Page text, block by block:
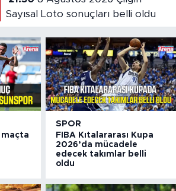
Sayısal Loto sonuçları belli oldu
maçta
SPOR
FIBA Kıtalararası Kupa
2026’da mücadele
edecek takımlar belli
oldu